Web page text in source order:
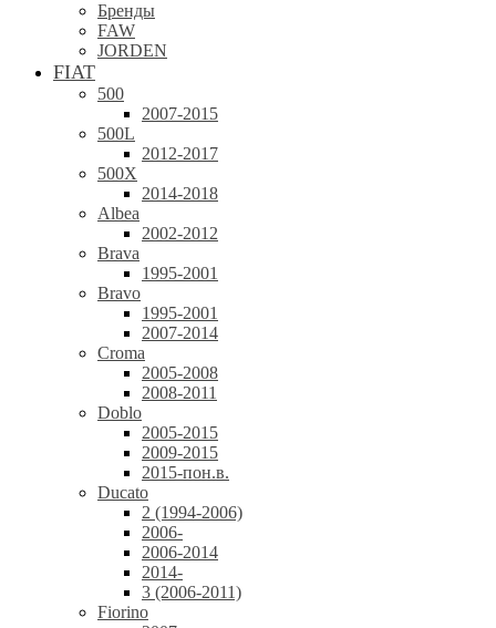
Бренды
FAW
JORDEN
FIAT
500
2007-2015
500L
2012-2017
500X
2014-2018
Albea
2002-2012
Brava
1995-2001
Bravo
1995-2001
2007-2014
Croma
2005-2008
2008-2011
Doblo
2005-2015
2009-2015
2015-пон.в.
Ducato
2 (1994-2006)
2006-
2006-2014
2014-
3 (2006-2011)
Fiorino